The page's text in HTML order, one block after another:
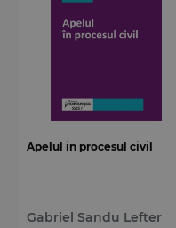
Apelul in procesul civil
Gabriel Sandu Lefter